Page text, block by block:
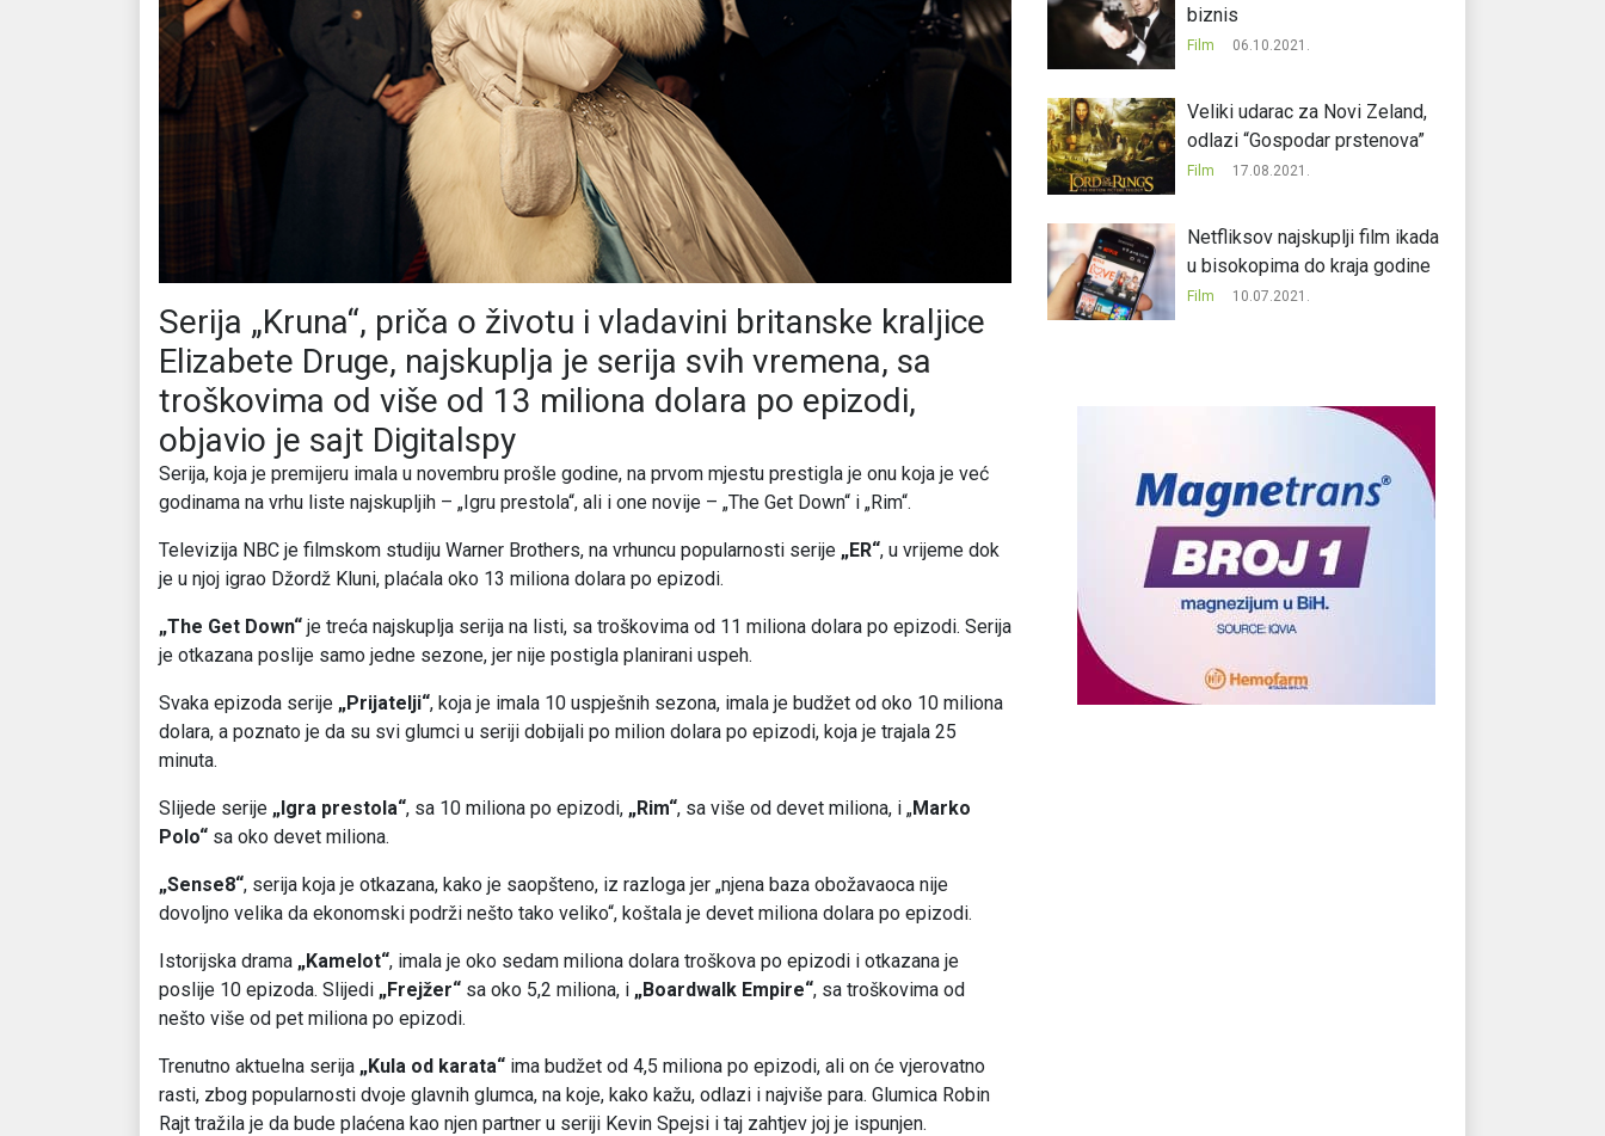
Serija „Kruna“, priča o životu i vladavini britanske kraljice
Elizabete Druge, najskuplja je serija svih vremena, sa
troškovima od više od 13 miliona dolara po epizodi,
objavio je sajt Digitalspy
Serija, koja je premijeru imala u novembru prošle godine, na prvom mjestu prestigla je onu koja je već
godinama na vrhu liste najskupljih – „Igru prestola“, ali i one novije – „The Get Down“ i „Rim“.
Televizija NBC je filmskom studiju Warner Brothers, na vrhuncu popularnosti serije „ER“, u vrijeme dok
je u njoj igrao Džordž Kluni, plaćala oko 13 miliona dolara po epizodi.
„The Get Down“ je treća najskuplja serija na listi, sa troškovima od 11 miliona dolara po epizodi. Serija
je otkazana poslije samo jedne sezone, jer nije postigla planirani uspeh.
Svaka epizoda serije „Prijatelji“, koja je imala 10 uspješnih sezona, imala je budžet od oko 10 miliona
dolara, a poznato je da su svi glumci u seriji dobijali po milion dolara po epizodi, koja je trajala 25
minuta.
Slijede serije „Igra prestola“, sa 10 miliona po epizodi, „Rim“, sa više od devet miliona, i „Marko
Polo“ sa oko devet miliona.
„Sense8“, serija koja je otkazana, kako je saopšteno, iz razloga jer „njena baza obožavaoca nije
dovoljno velika da ekonomski podrži nešto tako veliko“, koštala je devet miliona dolara po epizodi.
Istorijska drama „Kamelot“, imala je oko sedam miliona dolara troškova po epizodi i otkazana je
poslije 10 epizoda. Slijedi „Frejžer“ sa oko 5,2 miliona, i „Boardwalk Empire“, sa troškovima od
nešto više od pet miliona po epizodi.
Trenutno aktuelna serija „Kula od karata“ ima budžet od 4,5 miliona po epizodi, ali on će vjerovatno
rasti, zbog popularnosti dvoje glavnih glumca, na koje, kako kažu, odlazi i najviše para. Glumica Robin
Rajt tražila je da bude plaćena kao njen partner u seriji Kevin Spejsi i taj zahtjev joj je ispunjen.
biznis
Film 06.10.2021.
Veliki udarac za Novi Zeland,
odlazi “Gospodar prstenova”
Film 17.08.2021.
Netfliksov najskuplji film ikada
u bisokopima do kraja godine
Film 10.07.2021.